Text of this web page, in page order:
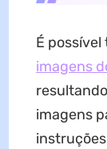
É
imagens
imagens